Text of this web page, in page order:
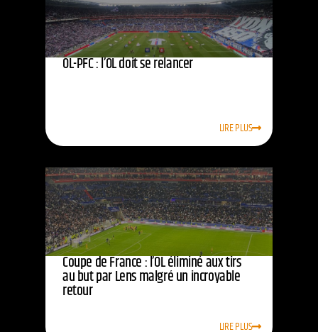
OL-PFC : l’OL doit se relancer
LIRE PLUS
Coupe de France : l’OL éliminé aux tirs
au but par Lens malgré un incroyable
retour
LIRE PLUS